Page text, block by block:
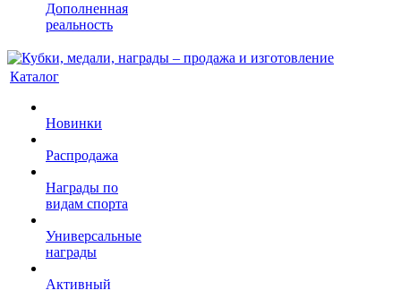
Дополненная
реальность
Каталог
Новинки
Распродажа
Награды по
видам спорта
Универсальные
награды
Активный